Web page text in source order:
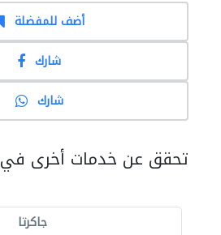
أضف للمفضلة
شارك
شارك
تحقق عن خدمات أخرى في
جاكرتا